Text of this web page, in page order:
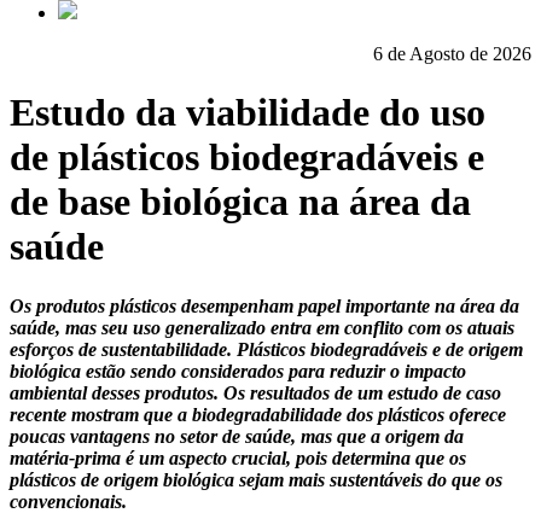
6 de Agosto de 2026
Estudo da viabilidade do uso
de plásticos biodegradáveis e
de base biológica na área da
saúde
Os produtos plásticos desempenham papel importante na área da
saúde, mas seu uso generalizado entra em conflito com os atuais
esforços de sustentabilidade. Plásticos biodegradáveis e de origem
biológica estão sendo considerados para reduzir o impacto
ambiental desses produtos. Os resultados de um estudo de caso
recente mostram que a biodegradabilidade dos plásticos oferece
poucas vantagens no setor de saúde, mas que a origem da
matéria-prima é um aspecto crucial, pois determina que os
plásticos de origem biológica sejam mais sustentáveis do que os
convencionais.